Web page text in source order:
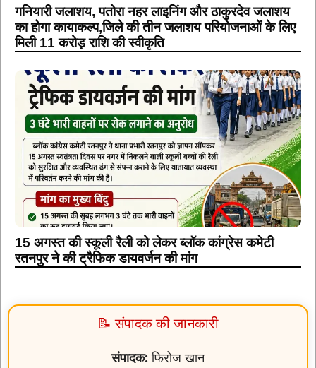
गनियारी जलाशय, पतोरा नहर लाइनिंग और ठाकुरदेव जलाशय
का होगा कायाकल्प,जिले की तीन जलाशय परियोजनाओं के लिए
मिली 11 करोड़ राशि की स्वीकृति
15 अगस्त की स्कूली रैली को लेकर ब्लॉक कांग्रेस कमेटी
रतनपुर ने की ट्रैफिक डायवर्जन की मांग
📝 संपादक की जानकारी
संपादक: फिरोज खान